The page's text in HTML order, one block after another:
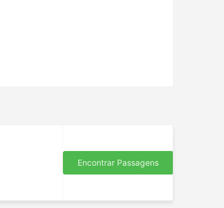
Encontrar Passagens